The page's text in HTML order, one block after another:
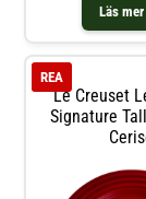
Läs mer
Le Creuset
Signature
REA